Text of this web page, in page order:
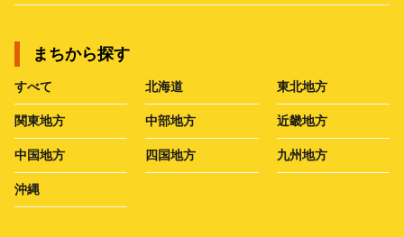
まちから探す
すべて 北海道 東北地方
関東地方 中部地方 近畿地方
中国地方 四国地方 九州地方
沖縄